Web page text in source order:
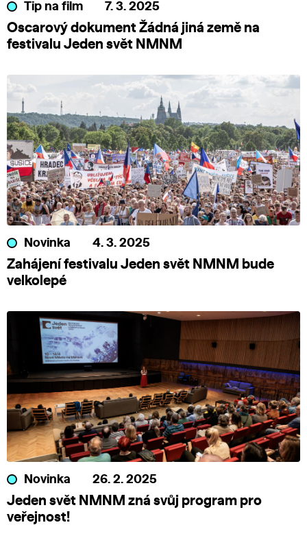
Tip na film 7. 3. 2025
Oscarový dokument Žádná jiná země na
festivalu Jeden svět NMNM
Novinka 4. 3. 2025
Zahájení festivalu Jeden svět NMNM bude
velkolepé
Novinka 26. 2. 2025
Jeden svět NMNM zná svůj program pro
veřejnost!